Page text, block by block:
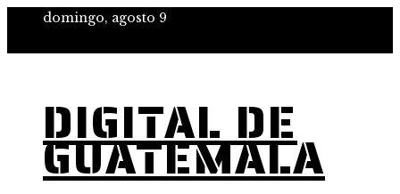
domingo, agosto 9
DIGITAL DE
GUATEMALA